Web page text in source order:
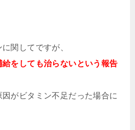
関してですが、
給をしても治らないという報告
がビタミン不足だった場合に